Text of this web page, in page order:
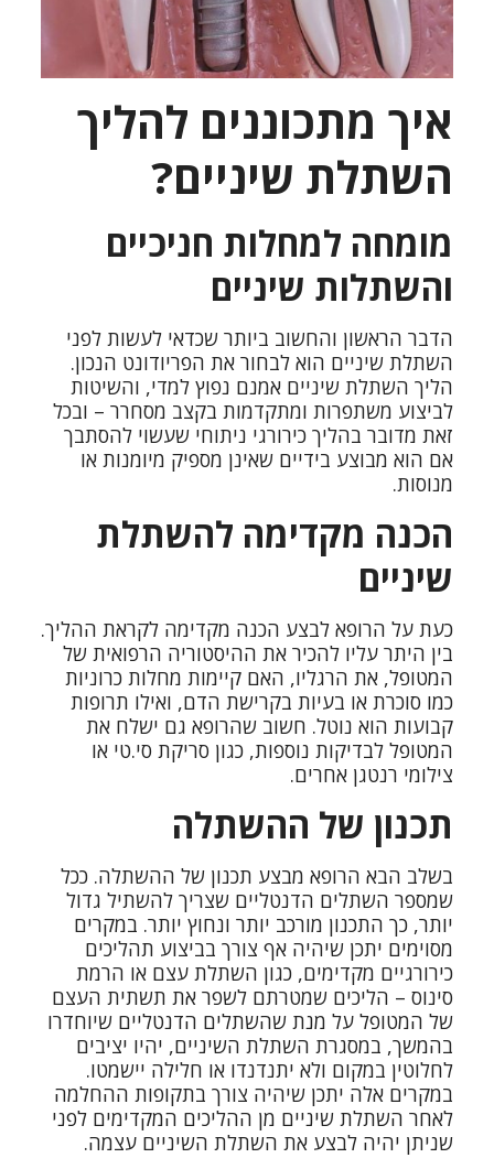
איך מתכוננים להליך
השתלת שיניים?
מומחה למחלות חניכיים
והשתלות שיניים
הדבר הראשון והחשוב ביותר שכדאי לעשות לפני
השתלת שיניים הוא לבחור את הפריודונט הנכון.
הליך השתלת שיניים אמנם נפוץ למדי, והשיטות
לביצוע משתפרות ומתקדמות בקצב מסחרר – ובכל
זאת מדובר בהליך כירורגי ניתוחי שעשוי להסתבך
אם הוא מבוצע בידיים שאינן מספיק מיומנות או
מנוסות.
הכנה מקדימה להשתלת
שיניים
כעת על הרופא לבצע הכנה מקדימה לקראת ההליך.
בין היתר עליו להכיר את ההיסטוריה הרפואית של
המטופל, את הרגליו, האם קיימות מחלות כרוניות
כמו סוכרת או בעיות בקרישת הדם, ואילו תרופות
קבועות הוא נוטל. חשוב שהרופא גם ישלח את
המטופל לבדיקות נוספות, כגון סריקת סי.טי או
צילומי רנטגן אחרים.
תכנון של ההשתלה
בשלב הבא הרופא מבצע תכנון של ההשתלה. ככל
שמספר השתלים הדנטליים שצריך להשתיל גדול
יותר, כך התכנון מורכב יותר ונחוץ יותר. במקרים
מסוימים יתכן שיהיה אף צורך בביצוע תהליכים
כירורגיים מקדימים, כגון השתלת עצם או הרמת
סינוס – הליכים שמטרתם לשפר את תשתית העצם
של המטופל על מנת שהשתלים הדנטליים שיוחדרו
בהמשך, במסגרת השתלת השיניים, יהיו יציבים
לחלוטין במקום ולא יתנדנדו או חלילה יישמטו.
במקרים אלה יתכן שיהיה צורך בתקופות ההחלמה
לאחר השתלת שיניים מן ההליכים המקדימים לפני
שניתן יהיה לבצע את השתלת השיניים עצמה.